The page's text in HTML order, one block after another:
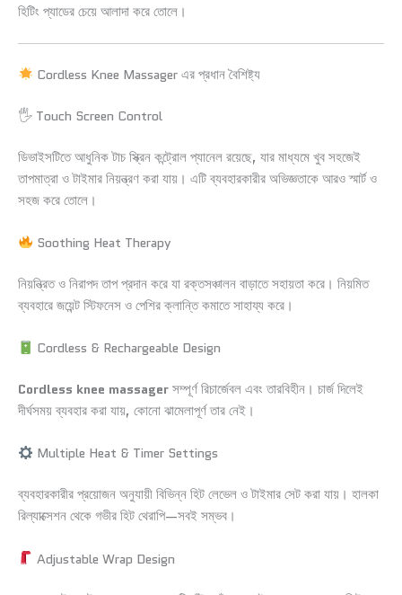
হিটিং প্যাডের চেয়ে আলাদা করে তোলে।
Cordless Knee Massager এর প্রধান বৈশিষ্ট্য
🖐️ Touch Screen Control
ডিভাইসটিতে আধুনিক টাচ স্ক্রিন কন্ট্রোল প্যানেল রয়েছে, যার মাধ্যমে খুব সহজেই
তাপমাত্রা ও টাইমার নিয়ন্ত্রণ করা যায়। এটি ব্যবহারকারীর অভিজ্ঞতাকে আরও স্মার্ট ও
সহজ করে তোলে।
Soothing Heat Therapy
নিয়ন্ত্রিত ও নিরাপদ তাপ প্রদান করে যা রক্তসঞ্চালন বাড়াতে সহায়তা করে। নিয়মিত
ব্যবহারে জয়েন্ট স্টিফনেস ও পেশির ক্লান্তি কমাতে সাহায্য করে।
Cordless & Rechargeable Design
Cordless knee massagerসম্পূর্ণ রিচার্জেবল এবং তারবিহীন। চার্জ দিলেই
দীর্ঘসময় ব্যবহার করা যায়, কোনো ঝামেলাপূর্ণ তার নেই।
Multiple Heat & Timer Settings
ব্যবহারকারীর প্রয়োজন অনুযায়ী বিভিন্ন হিট লেভেল ও টাইমার সেট করা যায়। হালকা
রিল্যাক্সেশন থেকে গভীর হিট থেরাপি—সবই সম্ভব।
Adjustable Wrap Design